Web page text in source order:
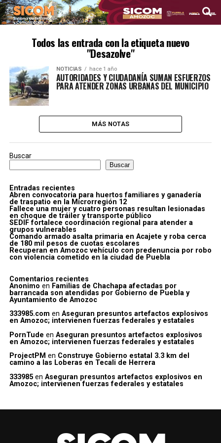
Todos las entrada con la etiqueta nuevo
"Desazolve"
NOTICIAS hace 1 año
AUTORIDADES Y CIUDADANÍA SUMAN ESFUERZOS
PARA ATENDER ZONAS URBANAS DEL MUNICIPIO
MÁS NOTAS
Buscar
Buscar
Entradas recientes
Abren convocatoria para huertos familiares y ganadería
de traspatio en la Microrregión 12
Fallece una mujer y cuatro personas resultan lesionadas
en choque de tráiler y transporte público
SEDIF fortalece coordinación regional para atender a
grupos vulnerables
Comando armado asalta primaria en Acajete y roba cerca
de 180 mil pesos de cuotas escolares
Recuperan en Amozoc vehículo con predenuncia por robo
con violencia cometido en la ciudad de Puebla
Comentarios recientes
Anonimo en Familias de Chachapa afectadas por
barrancada son atendidas por Gobierno de Puebla y
Ayuntamiento de Amozoc
333985.com en Aseguran presuntos artefactos explosivos
en Amozoc; intervienen fuerzas federales y estatales
PornTude en Aseguran presuntos artefactos explosivos
en Amozoc; intervienen fuerzas federales y estatales
ProjectPM en Construye Gobierno estatal 3.3 km del
camino a las Loberas en Tecali de Herrera
333985en Aseguran presuntos artefactos explosivos en
Amozoc; intervienen fuerzas federales y estatales